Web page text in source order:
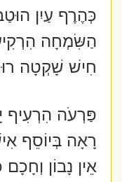
כְּהֶרֶף עַיִן הוּטַב
הַשִּׂמְחָה
חִישׁ שָׁקְטָה
פַּרְעֹה הִרְעִיף
רָאָה בְּיוֹסֵף
אֵין נָבוֹן וְחָכָם